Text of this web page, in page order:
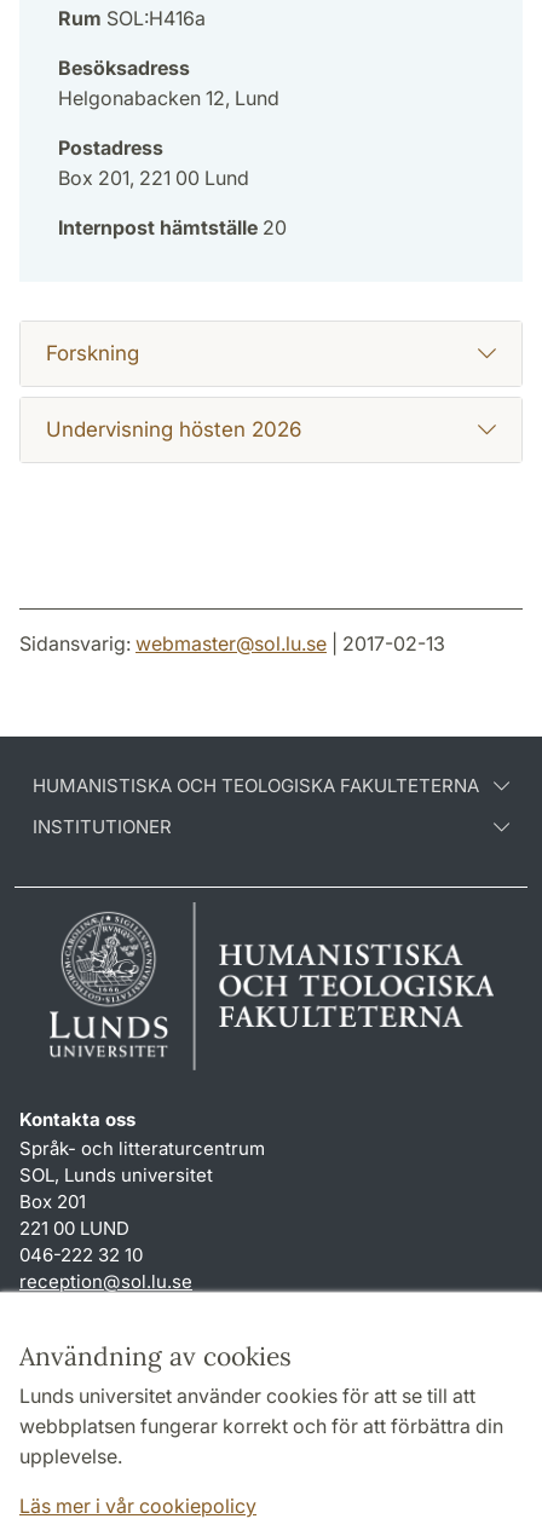
Användning av cookies
Lunds universitet använder cookies för att se till att
webbplatsen fungerar korrekt och för att förbättra din
upplevelse.
Läs mer i vår cookiepolicy
Rum SOL:H416a
Besöksadress
Helgonabacken 12, Lund
Postadress
Box 201, 221 00 Lund
Internpost hämtställe 20
Forskning
Undervisning hösten 2026
Sidansvarig: webmaster@sol.lu.se | 2017-02-13
HUMANISTISKA OCH TEOLOGISKA FAKULTETERNA
INSTITUTIONER
Kontakta oss
Språk- och litteraturcentrum
SOL, Lunds universitet
Box 201
221 00 LUND
046-222 32 10
reception@sol.lu.se
Genvägar
Om webbplatsen och cookies
Behandling av personuppgifter
Tillgänglighetsredogörelse